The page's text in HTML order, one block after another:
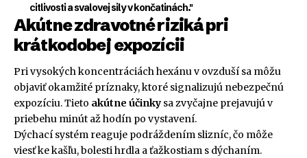
citlivosti a svalovej sily v končatinách."
Akútne zdravotné riziká pri
krátkodobej expozícii
Pri vysokých koncentráciách hexánu v ovzduší sa môžu
objaviť okamžité príznaky, ktoré signalizujú nebezpečnú
expozíciu. Tieto akútne účinky sa zvyčajne prejavujú v
priebehu minút až hodín po vystavení.
Dýchací systém reaguje podráždením slizníc, čo môže
viesť ke kašľu, bolesti hrdla a ťažkostiam s dýchaním.